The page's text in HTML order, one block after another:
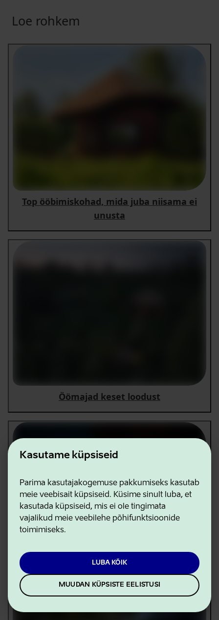
Kasutame küpsiseid
Parima kasutajakogemuse pakkumiseks kasutab
meie veebisait küpsiseid. Küsime sinult luba, et
kasutada küpsiseid, mis ei ole tingimata
vajalikud meie veebilehe põhifunktsioonide
toimimiseks.
LUBA KÕIK
MUUDAN KÜPSISTE EELISTUSI
Loe rohkem
Top ööbimiskohad, mida juba niisama ei
unusta
Öömajad keset loodust
Top tasuta telkimiskohad